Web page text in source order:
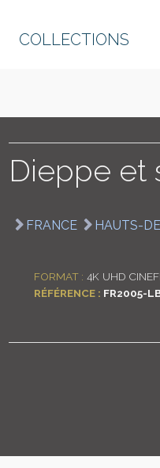
COLLECTIONS
Dieppe et
FRANCE HAUTS-
FORMAT : 4K UHD
RÉFÉRENCE : FR2005-